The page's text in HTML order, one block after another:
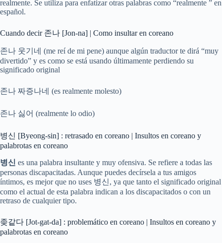
realmente. Se utiliza para enfatizar otras palabras como “realmente ” en
español.
Cuando decir 존나 [Jon-na] | Como insultar en coreano
존나 웃기네 (me reí de mi pene) aunque algún traductor te dirá “muy
divertido” y es como se está usando últimamente perdiendo su
significado original
존나 짜증나네 (es realmente molesto)
존나 싫어 (realmente lo odio)
병신 [Byeong-sin] : retrasado en coreano | Insultos en coreano y
palabrotas en coreano
병신 es una palabra insultante y muy ofensiva. Se refiere a todas las
personas discapacitadas. Aunque puedes decírsela a tus amigos
íntimos, es mejor que no uses 병신, ya que tanto el significado original
como el actual de esta palabra indican a los discapacitados o con un
retraso de cualquier tipo.
좆같다 [Jot-gat-da] : problemático en coreano | Insultos en coreano y
palabrotas en coreano